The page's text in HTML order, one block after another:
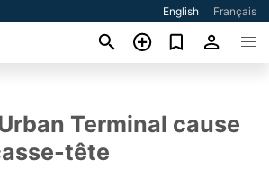
English Français
Terminal cause
tête